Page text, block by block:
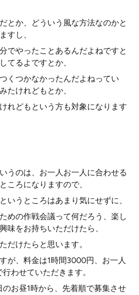
とか、どういう風な方法なのかと
すし、
でやったことあるんだよねですと
てるよですとか、
くつかなかったんだよねってい
たけれどもとか、
れどもという方も対象になります
うのは、お一人お一人に合わせる
ころになりますので、
いうところはあまり気にせずに、
めの作戦会議って何だろう、楽し
味をお持ちいただけたら、
だけたらと思います。
が、料金は1時間3000円、お一人
わせていただきます。
のお昼1時から、先着順で募集させ